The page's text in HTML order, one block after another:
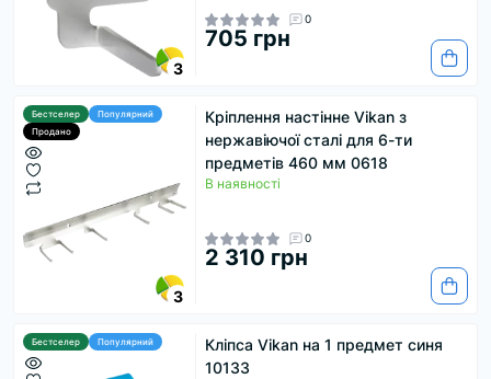
3
0
705 грн
Бестселер
Популярний
Продано
3
Кріплення настінне Vikan з
нержавіючої сталі для 6-ти
предметів 460 мм 0618
В наявності
0
2 310 грн
Бестселер Популярний
Кліпса Vikan на 1 предмет синя
10133